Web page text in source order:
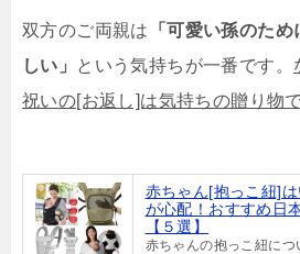
双方のご両親は
「可愛い孫のた
しい」
という気持ちが一番です。
祝いの[お返し]は気持ちの贈り物
赤ちゃん[抱っこ紐]
が心配！おすすめ日
【５選】
赤ちゃんの抱っこ紐に